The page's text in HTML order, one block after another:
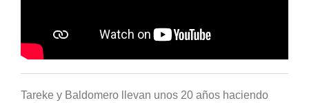
Tareke y Baldomero llevan unos 20 años haciendo